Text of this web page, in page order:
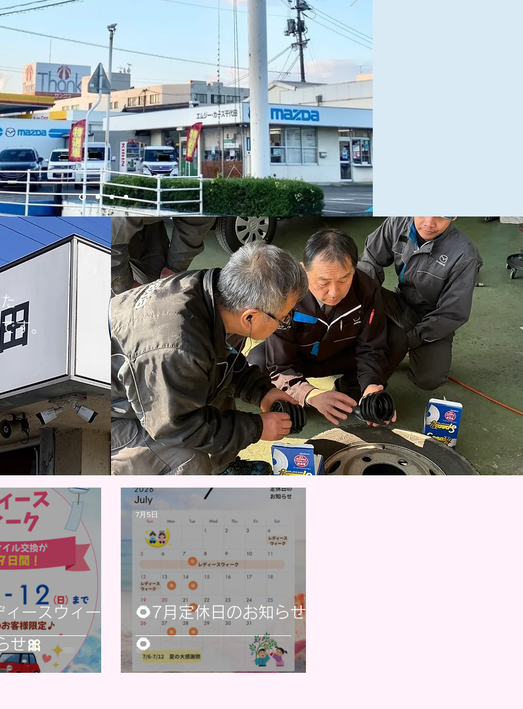
す。
ースウィー
せ🎀
🌻7月定休日のお知らせ
🌻
7月5日